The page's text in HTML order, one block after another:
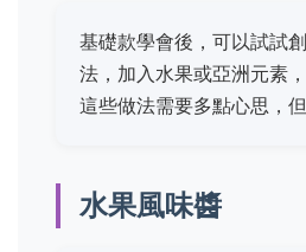
基礎款學會後，可以試試
法，加入水果或亞洲元素
這些做法需要多點心思，但
水果風味醬